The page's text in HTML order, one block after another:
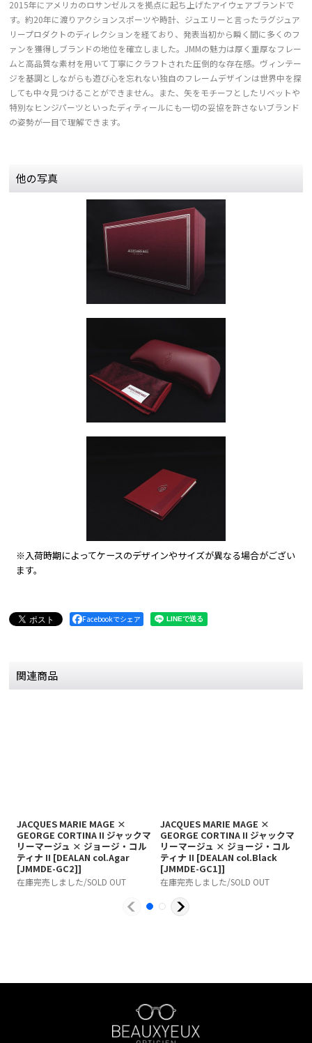
2015年にアメリカのロサンゼルスを拠点に起ち上げたアイウェアブランドで
す。約20年に渡りアクションスポーツや時計、ジュエリーと言ったラグジュア
リープロダクトのディレクションを経ており、発表当初から瞬く間に多くのフ
ァンを獲得しブランドの地位を確立しました。JMMの魅力は厚く重厚なフレー
ムと高品質な素材を用いて丁寧にクラフトされた圧倒的な存在感。ヴィンテー
ジを基調としながらも遊び心を忘れない独自のフレームデザインは世界中を探
しても中々見つけることができません。また、矢をモチーフとしたリベットや
特別なヒンジパーツといったディティールにも一切の妥協を許さないブランド
の姿勢が一目で理解できます。
他の写真
※入荷時期によってケースのデザインやサイズが異なる場合がござい
ます。
Facebookでシェア
関連商品
JACQUES MARIE MAGE ×
GEORGE CORTINA II ジャックマ
リーマージュ × ジョージ・コル
ティナ II [DEALAN col.Agar
[JMMDE-GC2]]
在庫完売しました/SOLD OUT
JACQUES MARIE MAGE ×
GEORGE CORTINA II ジャックマ
リーマージュ × ジョージ・コル
ティナ II [DEALAN col.Black
[JMMDE-GC1]]
在庫完売しました/SOLD OUT